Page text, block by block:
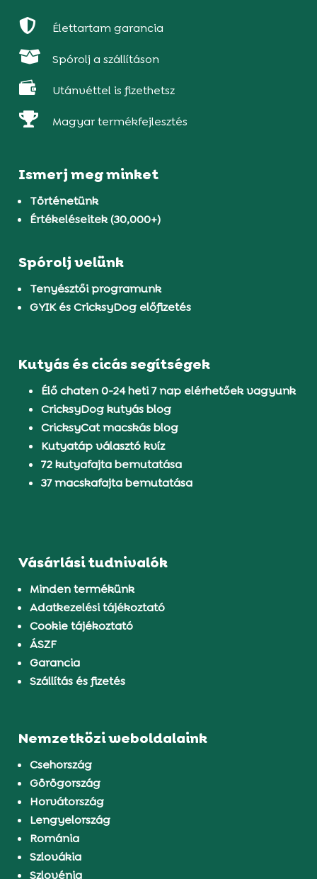
 Élettartam garancia
 Spórolj a szállításon
 Utánvéttel is fizethetsz
 Magyar termékfejlesztés
Ismerj meg minket
Történetünk
Értékeléseitek (30,000+)
Spórolj velünk
Tenyésztői programunk
GYIK és CricksyDog előfizetés
Kutyás és cicás segítségek
Élő chaten 0-24 heti 7 nap elérhetőek vagyunk
CricksyDog kutyás blog
CricksyCat macskás blog
Kutyatáp választó kvíz
72 kutyafajta bemutatása
37 macskafajta bemutatása
Vásárlási tudnivalók
Minden termékünk
Adatkezelési tájékoztató
Cookie tájékoztató
ÁSZF
Garancia
Szállítás és fizetés
Nemzetközi weboldalaink
Csehország
Görögország
Horvátország
Lengyelország
Románia
Szlovákia
Szlovénia